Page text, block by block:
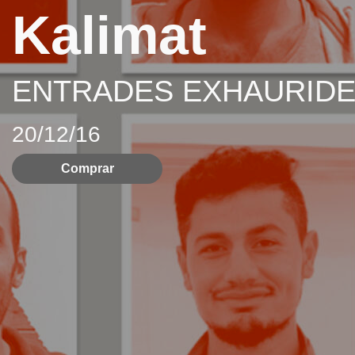
Kalimat
ENTRADES
20/12/16
Comprar